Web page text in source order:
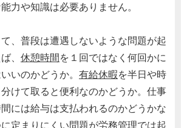
力や知識は必要ありません。
、普段は遭遇しないような問題が起
、 休憩時間を１回ではなく何回かに
いのかどうか。 有給休暇を半日や時
けて取ると便利なのかどうか。仕事
には給与は支払われるのかどうかな
定まりにくい問題が労務管理では起